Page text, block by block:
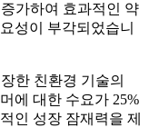
가하여 효과적인 약
성이 부각되었습니
한 친환경 기술의
에 대한 수요가 25%
인 성장 잠재력을 제